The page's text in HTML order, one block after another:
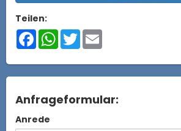
Teilen:
FacebookWhatsApp
Twitter
Anfrageformular:
Anrede